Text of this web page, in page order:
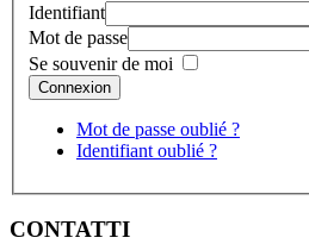
Identifiant
Mot de passe
Se souvenir de moi
Connexion
Mot de passe oublié ?
Identifiant oublié ?
CONTATTI